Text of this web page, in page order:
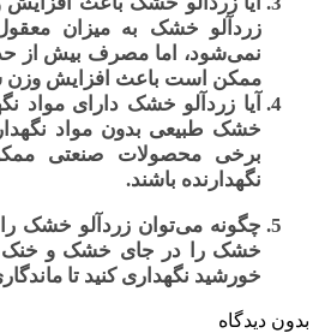
زردآلو خشک به میزان
نمی‌شود، اما مصرف بیش از حد
ممکن است باعث افزایش وزن
آیا زردآلو خشک دارای مواد
خشک طبیعی بدون مواد
برخی محصولات صنعتی
نگهدارنده باشند.
چگونه می‌توان زردآلو خشک
خشک را در جای خشک و خنک
خورشید نگهداری کنید تا
بدون دیدگاه